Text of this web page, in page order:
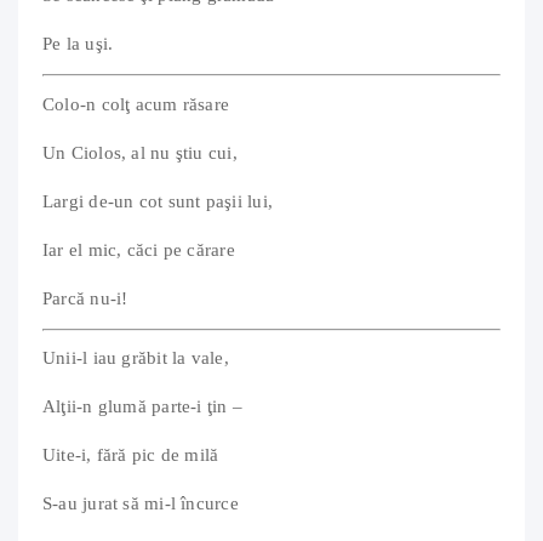
Pe la uşi.
Colo-n colţ acum răsare
Un Ciolos, al nu ştiu cui,
Largi de-un cot sunt paşii lui,
Iar el mic, căci pe cărare
Parcă nu-i!
Unii-l iau grăbit la vale,
Alţii-n glumă parte-i ţin –
Uite-i, fără pic de milă
S-au jurat să mi-l încurce